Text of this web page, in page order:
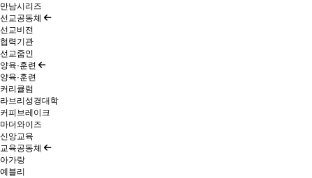
만남시리즈
선교공동체
선교비전
협력기관
선교줌인
양육·훈련
양육·훈련
커리큘럼
라브리성경대학
커피브레이크
마더와이즈
신앙교육
교육공동체
아가랑
예블리